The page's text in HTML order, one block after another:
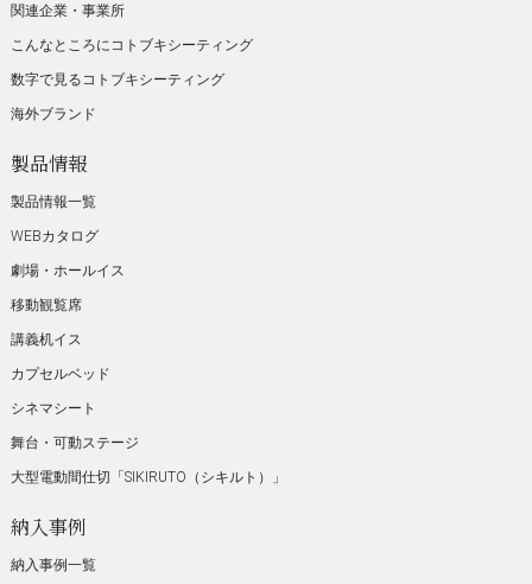
関連企業・事業所
こんなところにコトブキシーティング
数字で見るコトブキシーティング
海外ブランド
製品情報
製品情報一覧
WEBカタログ
劇場・ホールイス
移動観覧席
講義机イス
カプセルベッド
シネマシート
舞台・可動ステージ
大型電動間仕切「SIKIRUTO（シキルト）」
納入事例
納入事例一覧